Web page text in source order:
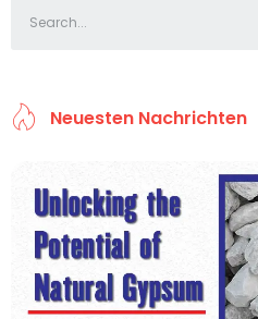
Neuesten Nachrichten